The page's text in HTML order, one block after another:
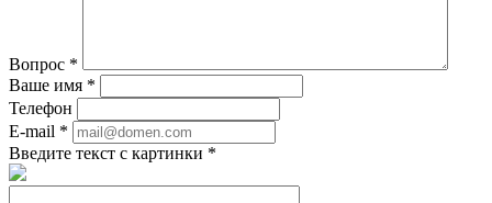
Вопрос *
Ваше имя *
Телефон
E-mail *
Введите текст с картинки *